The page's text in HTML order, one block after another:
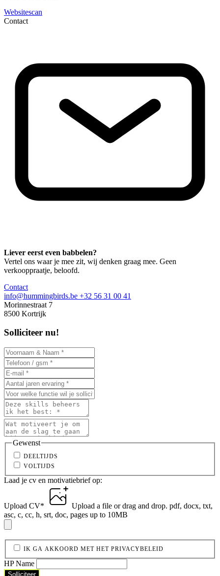
Websitescan
Contact
Liever eerst even babbelen?
Vertel ons waar je mee zit, wij denken graag mee. Geen
verkooppraatje, beloofd.
Contact
info@hummingbirds.be +32 56 31 00 41
Morinnestraat 7
8500 Kortrijk
Solliciteer nu!
Gewenst
DEELTIJDS
VOLTIJDS
Laad je cv en motivatiebrief op:
Upload CV* Upload a file or drag and drop. pdf, docx, txt,
asc, c, cc, h, srt, doc, pages up to 10MB
IK GA AKKOORD MET HET PRIVACYBELEID
HP Name
Solliciteer